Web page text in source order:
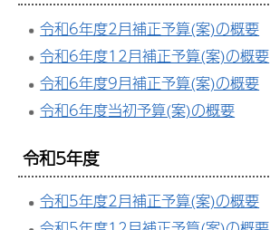
令和6年度2月補正予算(案)の概要
令和6年度12月補正予算(案)の概要
令和6年度9月補正予算(案)の概要
令和6年度当初予算(案)の概要
令和5年度
令和5年度2月補正予算(案)の概要